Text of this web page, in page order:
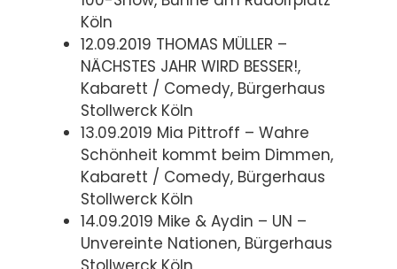
Köln
12.09.2019 THOMAS MÜLLER –
NÄCHSTES JAHR WIRD BESSER!,
Kabarett / Comedy, Bürgerhaus
Stollwerck Köln
13.09.2019 Mia Pittroff – Wahre
Schönheit kommt beim Dimmen,
Kabarett / Comedy, Bürgerhaus
Stollwerck Köln
14.09.2019 Mike & Aydin – UN –
Unvereinte Nationen, Bürgerhaus